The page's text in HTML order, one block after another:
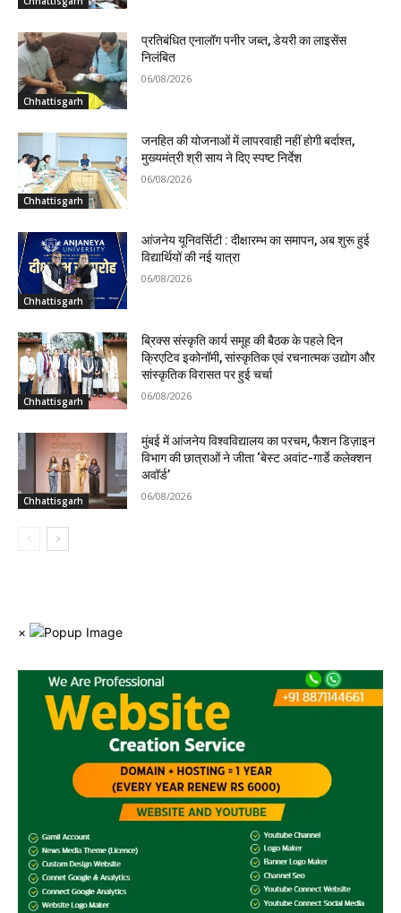
Chhattisgarh
प्रतिबंधित एनालॉग पनीर जब्त, डेयरी का लाइसेंस
निलंबित
06/08/2026
Chhattisgarh
जनहित की योजनाओं में लापरवाही नहीं होगी बर्दाश्त,
मुख्यमंत्री श्री साय ने दिए स्पष्ट निर्देश
06/08/2026
Chhattisgarh
आंजनेय यूनिवर्सिटी : दीक्षारम्भ का समापन, अब शुरू हुई
विद्यार्थियों की नई यात्रा
06/08/2026
Chhattisgarh
ब्रिक्स संस्कृति कार्य समूह की बैठक के पहले दिन
क्रिएटिव इकोनॉमी, सांस्कृतिक एवं रचनात्मक उद्योग और
सांस्कृतिक विरासत पर हुई चर्चा
06/08/2026
Chhattisgarh
मुंबई में आंजनेय विश्वविद्यालय का परचम, फैशन डिज़ाइन
विभाग की छात्राओं ने जीता ‘बेस्ट अवांट-गार्डे कलेक्शन
अवॉर्ड’
06/08/2026
×